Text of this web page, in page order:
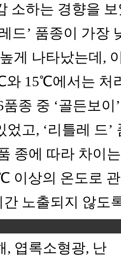
소하는 경향을
드’ 품종이 가장
게 나타났는데,
와 15℃에서는 처
종 중 ‘골든보
었고, ‘리틀레 드
종에 따라 차이
이상의 온도로
노출되지 않도
, 엽록소형광, 난